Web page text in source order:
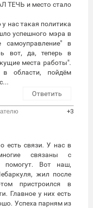
ТЕЧЬ и место стало
нас такая политика
успешного мэра в
самоуправление" в
вот, да, теперь в
места работы".
области, пойдём
Ответить
+3
есть связи. У нас в
связаны с
помогут. Вот наш,
жил после
пристроился в
Главное у них есть
Успеха парням из